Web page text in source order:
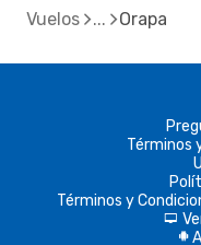
Vuelos Orapa
Términos
Términos y
d
A